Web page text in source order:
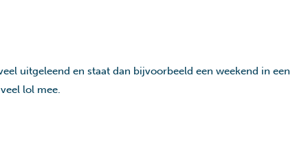
uitgeleend en staat dan bijvoorbeeld een weekend in een
lol mee.